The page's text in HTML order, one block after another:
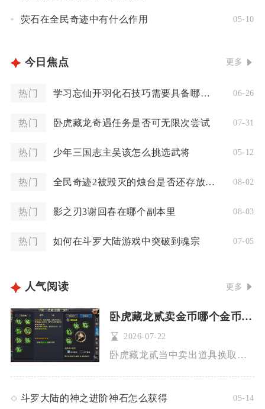
荧石在全民奇迹中有什么作用 05-10
今日焦点 更多
热门 学习忘仙开羽化石技巧需要具备哪些基础知识 06-26
热门 卧虎藏龙奇遇任务是否可无限次尝试 07-31
热门 少年三国志主吴该怎么挑选武将 05-12
热门 全民奇迹2被毁灭的烛台是否还存放在何地 08-02
热门 影之刃3谢回春在哪个副本里 08-03
热门 如何在斗罗大陆游戏中突破到魂宗 07-05
人气阅读 更多
卧虎藏龙贰卖金币哪个金币最多
2026-07-22
卧虎藏龙贰当中卖出道具换取金币收益最高的方式，是组队刷轮回鬼...
斗罗大陆的神之进阶神石怎么获得 05-14